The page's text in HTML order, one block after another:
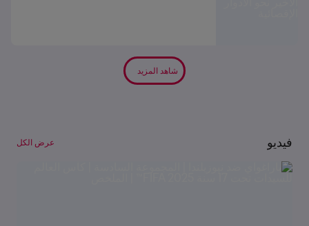
شاهد المزيد
فيديو عرض الكل